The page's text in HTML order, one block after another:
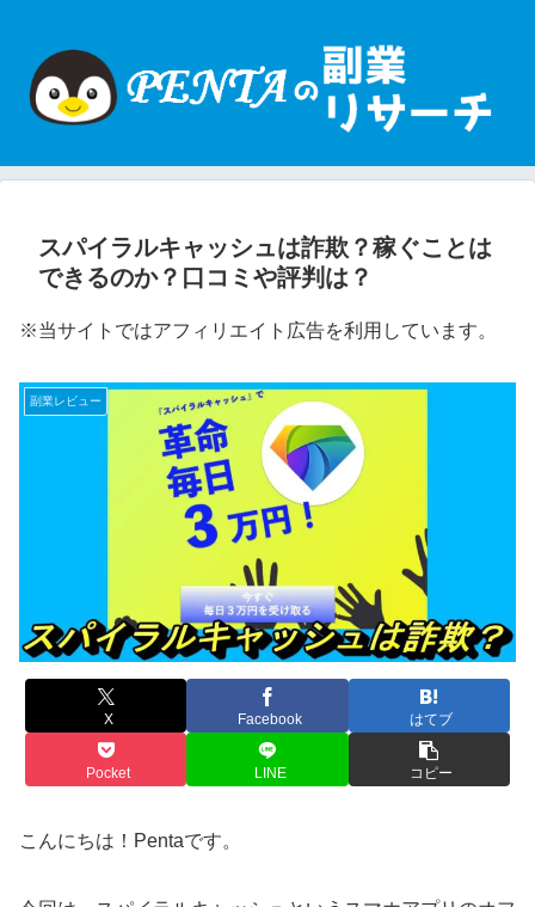
スパイラルキャッシュは詐欺？稼ぐことは
できるのか？口コミや評判は？
※当サイトではアフィリエイト広告を利用しています。
副業レビュー
X Facebook はてブ
Pocket LINE コピー
こんにちは！Pentaです。